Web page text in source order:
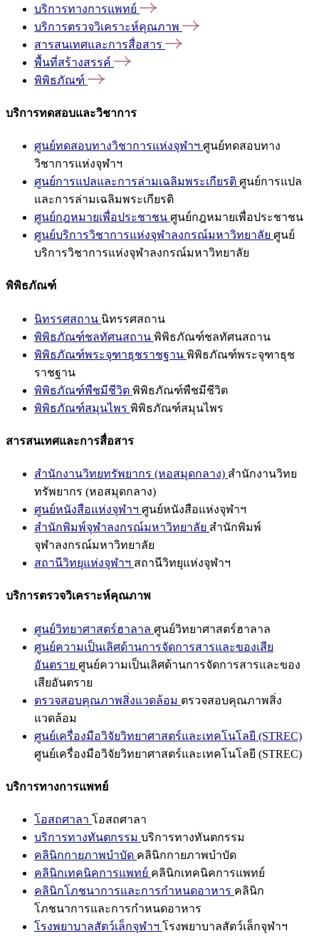
บริการทางการแพทย์
บริการตรวจวิเคราะห์คุณภาพ
สารสนเทศและการสื่อสาร
พื้นที่สร้างสรรค์
พิพิธภัณฑ์
บริการทดสอบและวิชาการ
ศูนย์ทดสอบทางวิชาการแห่งจุฬาฯ ศูนย์ทดสอบทาง
วิชาการแห่งจุฬาฯ
ศูนย์การแปลและการล่ามเฉลิมพระเกียรติ ศูนย์การแปล
และการล่ามเฉลิมพระเกียรติ
ศูนย์กฎหมายเพื่อประชาชน ศูนย์กฎหมายเพื่อประชาชน
ศูนย์บริการวิชาการแห่งจุฬาลงกรณ์มหาวิทยาลัย ศูนย์
บริการวิชาการแห่งจุฬาลงกรณ์มหาวิทยาลัย
พิพิธภัณฑ์
นิทรรศสถาน นิทรรศสถาน
พิพิธภัณฑ์ชลทัศนสถาน พิพิธภัณฑ์ชลทัศนสถาน
พิพิธภัณฑ์พระจุฑาธุชราชฐาน พิพิธภัณฑ์พระจุฑาธุช
ราชฐาน
พิพิธภัณฑ์พืชมีชีวิต พิพิธภัณฑ์พืชมีชีวิต
พิพิธภัณฑ์สมุนไพร พิพิธภัณฑ์สมุนไพร
สารสนเทศและการสื่อสาร
สำนักงานวิทยทรัพยากร (หอสมุดกลาง) สำนักงานวิทย
ทรัพยากร (หอสมุดกลาง)
ศูนย์หนังสือแห่งจุฬาฯ ศูนย์หนังสือแห่งจุฬาฯ
สำนักพิมพ์จุฬาลงกรณ์มหาวิทยาลัย สำนักพิมพ์
จุฬาลงกรณ์มหาวิทยาลัย
สถานีวิทยุแห่งจุฬาฯ สถานีวิทยุแห่งจุฬาฯ
บริการตรวจวิเคราะห์คุณภาพ
ศูนย์วิทยาศาสตร์ฮาลาล ศูนย์วิทยาศาสตร์ฮาลาล
ศูนย์ความเป็นเลิศด้านการจัดการสารและของเสีย
อันตราย ศูนย์ความเป็นเลิศด้านการจัดการสารและของ
เสียอันตราย
ตรวจสอบคุณภาพสิ่งแวดล้อม ตรวจสอบคุณภาพสิ่ง
แวดล้อม
ศูนย์เครื่องมือวิจัยวิทยาศาสตร์และเทคโนโลยี (STREC)
ศูนย์เครื่องมือวิจัยวิทยาศาสตร์และเทคโนโลยี (STREC)
บริการทางการแพทย์
โอสถศาลา โอสถศาลา
บริการทางทันตกรรม บริการทางทันตกรรม
คลินิกกายภาพบำบัด คลินิกกายภาพบำบัด
คลินิกเทคนิคการแพทย์ คลินิกเทคนิคการแพทย์
คลินิกโภชนาการและการกำหนดอาหาร คลินิก
โภชนาการและการกำหนดอาหาร
โรงพยาบาลสัตว์เล็กจุฬาฯ โรงพยาบาลสัตว์เล็กจุฬาฯ